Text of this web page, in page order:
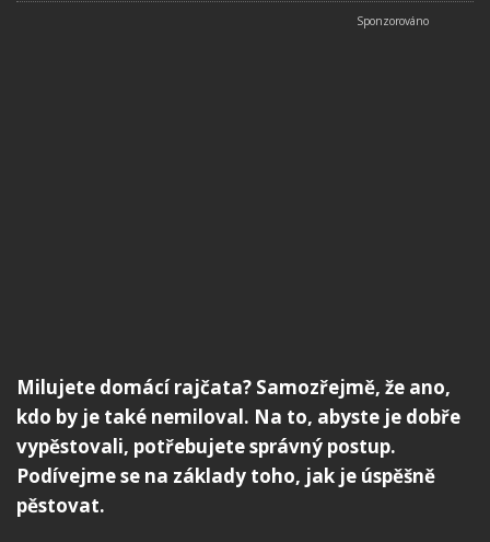
Milujete domácí rajčata? Samozřejmě, že ano,
kdo by je také nemiloval. Na to, abyste je dobře
vypěstovali, potřebujete správný postup.
Podívejme se na základy toho, jak je úspěšně
pěstovat.